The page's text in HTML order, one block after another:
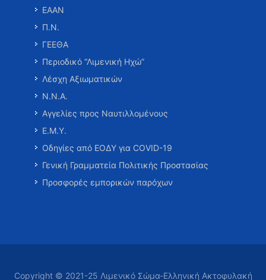
ΕΑΑΝ
Π.Ν.
ΓΕΕΘΑ
Περιοδικό “Λιμενική Ηχώ”
Λέσχη Αξιωματικών
Ν.Ν.Α.
Αγγελίες προς Ναυτιλλομένους
Ε.Μ.Υ.
Οδηγίες από ΕΟΔΥ για COVID-19
Γενική Γραμματεία Πολιτικής Προστασίας
Προσφορές εμπορικών παρόχων
Copyright © 2021-25 Λιμενικό Σώμα-Ελληνική Ακτοφυλακή